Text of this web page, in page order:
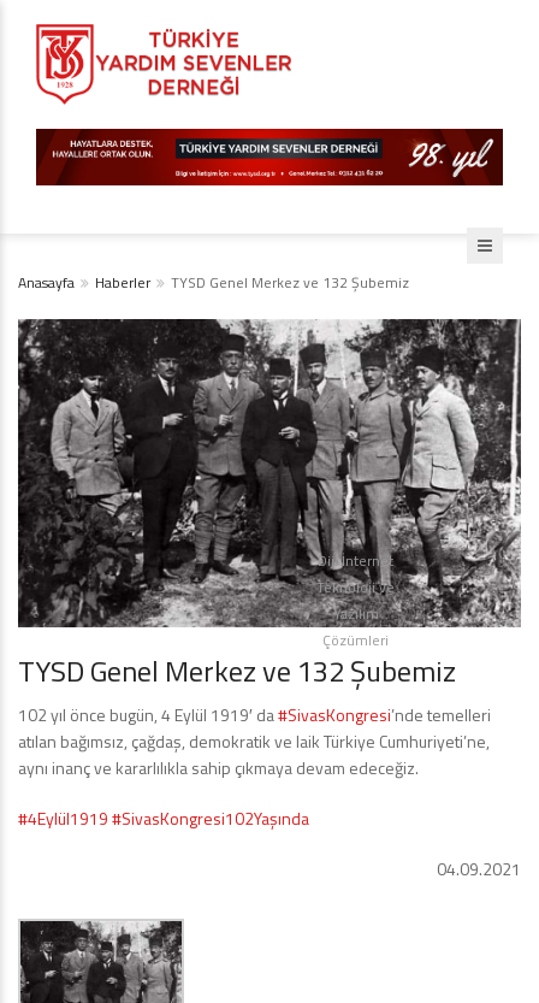
Anasayfa Haberler TYSD Genel Merkez ve 132 Şubemiz
TYSD Genel Merkez ve 132 Şubemiz
102 yıl önce bugün, 4 Eylül 1919′ da#SivasKongresi’nde temelleri
atılan bağımsız, çağdaş, demokratik ve laik Türkiye Cumhuriyeti’ne,
aynı inanç ve kararlılıkla sahip çıkmaya devam edeceğiz.
#4Eylül1919#SivasKongresi102Yaşında
04.09.2021
Diji İnternet
Teknoloji ve
Yazılım
Çözümleri